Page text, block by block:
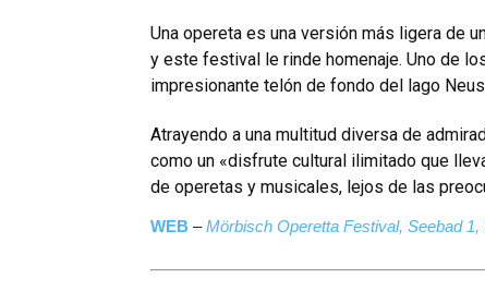
Una opereta es una versión más ligera de
y este festival le rinde homenaje. Uno de
impresionante telón de fondo del lago
Atrayendo a una multitud diversa de
como un «disfrute cultural ilimitado que
de operetas y musicales, lejos de las
WEB –Mörbisch Operetta Festival, Seebad